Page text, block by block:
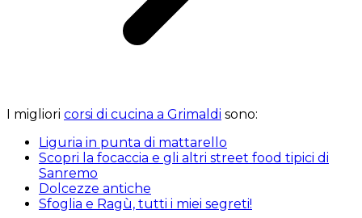
I migliori corsi di cucina a Grimaldi sono:
Liguria in punta di mattarello
Scopri la focaccia e gli altri street food tipici di
Sanremo
Dolcezze antiche
Sfoglia e Ragù, tutti i miei segreti!